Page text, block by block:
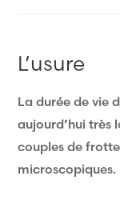
L’usure
La durée de vie
aujourd’hui très
couples de
microscopiques.